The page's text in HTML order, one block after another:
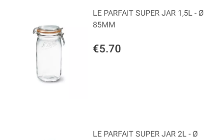
€5.70
LE PARFAIT SUPER JAR 1,5L - Ø
85MM
LE PARFAIT SUPER JAR 2L - Ø